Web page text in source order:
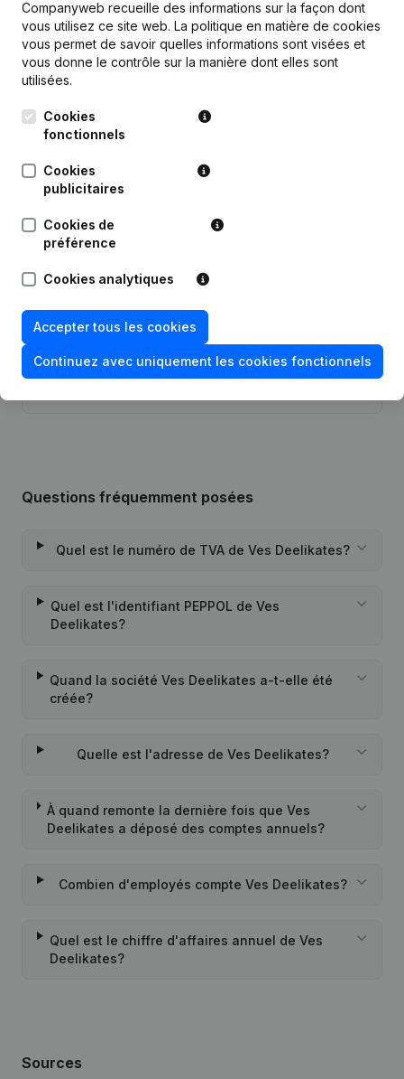
Social - Demissions - Nominations
23-12-2016 Demissions - Nominations
Demissions - Nominations
20-11-2015
Rubrique Constitution (Nouvelle
Personne Morale, Ouverture
Questions fréquemment posées
Quel est le numéro de TVA de Ves Deelikates?
Quel est l'identifiant PEPPOL de Ves
Deelikates?
Quand la société Ves Deelikates a-t-elle été
créée?
Quelle est l'adresse de Ves Deelikates?
À quand remonte la dernière fois que Ves
Deelikates a déposé des comptes annuels?
Combien d'employés compte Ves Deelikates?
Quel est le chiffre d'affaires annuel de Ves
Deelikates?
Sources
Companyweb recueille des informations sur la façon dont
vous utilisez ce site web. La politique en matière de cookies
vous permet de savoir quelles informations sont visées et
vous donne le contrôle sur la manière dont elles sont
utilisées.
Cookies
fonctionnels
Cookies
publicitaires
Cookies de
préférence
Cookies analytiques
Accepter tous les cookies
Continuez avec uniquement les cookies fonctionnels